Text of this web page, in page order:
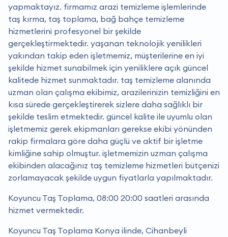
yapmaktayız. firmamız arazi temizleme işlemlerinde
taş kırma, taş toplama, bağ bahçe temizleme
hizmetlerini profesyonel bir şekilde
gerçekleştirmektedir. yaşanan teknolojik yenilikleri
yakından takip eden işletmemiz, müşterilerine en iyi
şekilde hizmet sunabilmek için yeniliklere açık güncel
kalitede hizmet sunmaktadır. taş temizleme alanında
uzman olan çalışma ekibimiz, arazilerinizin temizliğini en
kısa sürede gerçekleştirerek sizlere daha sağlıklı bir
şekilde teslim etmektedir. güncel kalite ile uyumlu olan
işletmemiz gerek ekipmanları gerekse ekibi yönünden
rakip firmalara göre daha güçlü ve aktif bir işletme
kimliğine sahip olmuştur. i̇şletmemizin uzman çalışma
ekibinden alacağınız taş temizleme hizmetleri bütçenizi
zorlamayacak şekilde uygun fiyatlarla yapılmaktadır.
Koyuncu Taş Toplama, 08:00 20:00 saatleri arasında
hizmet vermektedir.
Koyuncu Taş Toplama Konya ilinde, Cihanbeyli